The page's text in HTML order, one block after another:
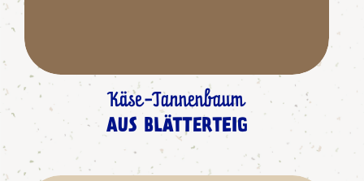
Käse-Tannenbaum
AUS BLÄTTERTEIG